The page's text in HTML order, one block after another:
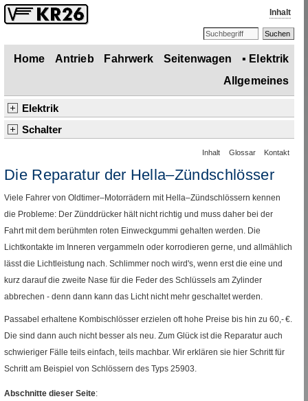
Inhalt
Home Antrieb Fahrwerk Seitenwagen ▪ Elektrik
Allgemeines
Elektrik
Übersicht
Extras Verkabelung
Schalter
Reparaturtipps: Hella–Kombischlösser
Abblend– und Hupenschalter Alternative Schalter
Inhalt Glossar Kontakt
Die Reparatur der Hella–Zündschlösser
Viele Fahrer von Oldtimer–Motorrädern mit Hella–Zündschlössern kennen
die Probleme: Der Zünddrücker hält nicht richtig und muss daher bei der
Fahrt mit dem berühmten roten Einweckgummi gehalten werden. Die
Lichtkontakte im Inneren vergammeln oder korrodieren gerne, und allmählich
lässt die Lichtleistung nach. Schlimmer noch wird's, wenn erst die eine und
kurz darauf die zweite Nase für die Feder des Schlüssels am Zylinder
abbrechen - denn dann kann das Licht nicht mehr geschaltet werden.
Passabel erhaltene Kombischlösser erzielen oft hohe Preise bis hin zu 60,- €.
Die sind dann auch nicht besser als neu. Zum Glück ist die Reparatur auch
schwieriger Fälle teils einfach, teils machbar. Wir erklären sie hier Schritt für
Schritt am Beispiel von Schlössern des Typs 25903.
Abschnitte dieser Seite: